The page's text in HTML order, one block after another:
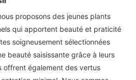
proposons des jeunes plants
qui apportent beauté et praticité
soigneusement sélectionnées
beauté saisissante grâce à leurs
offrent également des vertus